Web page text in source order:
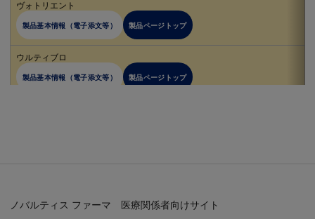
ヴォトリエント
製品基本情報（電子添文等） 製品ページトップ
ウルティブロ
製品基本情報（電子添文等） 製品ページトップ
エクメット
ノバルティス ファーマ 医療関係者向けサイト